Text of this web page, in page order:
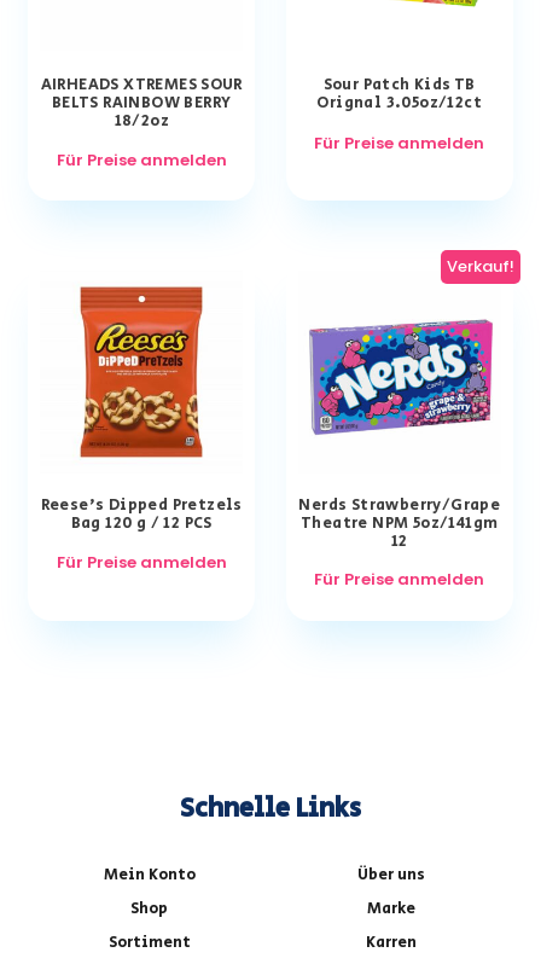
AIRHEADS XTREMES SOUR
BELTS RAINBOW BERRY
18/2oz
Für Preise anmelden
Sour Patch Kids TB
Orignal 3.05oz/12ct
Für Preise anmelden
Reese’s Dipped Pretzels
Bag 120 g / 12 PCS
Für Preise anmelden
Verkauf!
Nerds Strawberry/Grape
Theatre NPM 5oz/141gm
12
Für Preise anmelden
Schnelle Links
Mein Konto
Über uns
Shop
Marke
Sortiment
Karren